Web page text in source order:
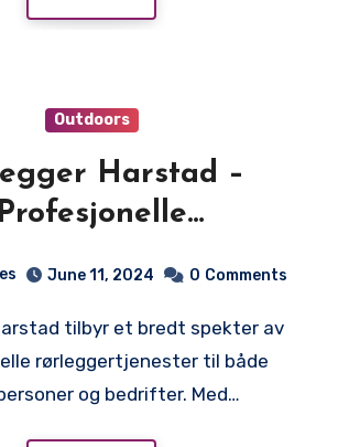
Outdoors
Harstad –
Profesjonelle
for Alle
June 11, 2024 0 Comments
rørleggertjenester til både
og bedrifter. Med…